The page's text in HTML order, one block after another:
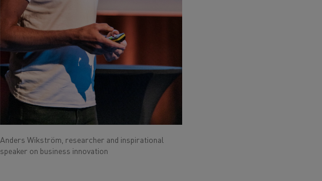
Anders Wikström, researcher and inspirational
speaker on business innovation